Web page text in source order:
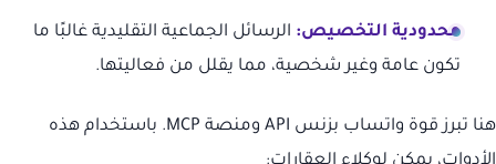
محدودية التخصيص: الرسائل الجماعية التقليدية غالبًا ما
تكون عامة وغير شخصية، مما يقلل من فعاليتها.
هنا تبرز قوة واتساب بزنس API ومنصة MCP. باستخدام هذه